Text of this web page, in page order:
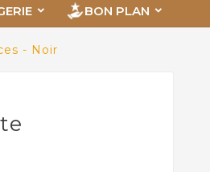
BON PLAN
- Noir